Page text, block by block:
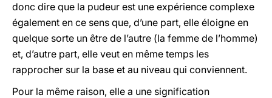
donc dire que la pudeur est une expérience complexe
également en ce sens que, d’une part, elle éloigne en
quelque sorte un être de l’autre (la femme de l’homme)
et, d’autre part, elle veut en même temps les
rapprocher sur la base et au niveau qui conviennent.
Pour la même raison, elle a une signification